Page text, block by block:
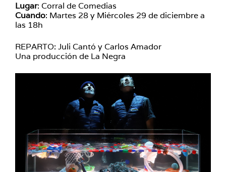
Lugar: Corral de Comedias
Cuando: Martes 28 y Miércoles 29 de diciembre a
las 18h
REPARTO: Juli Cantó y Carlos Amador
Una producción de La Negra